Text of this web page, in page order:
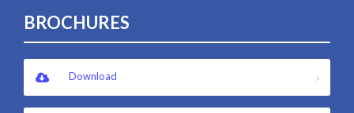
BROCHURES
Download